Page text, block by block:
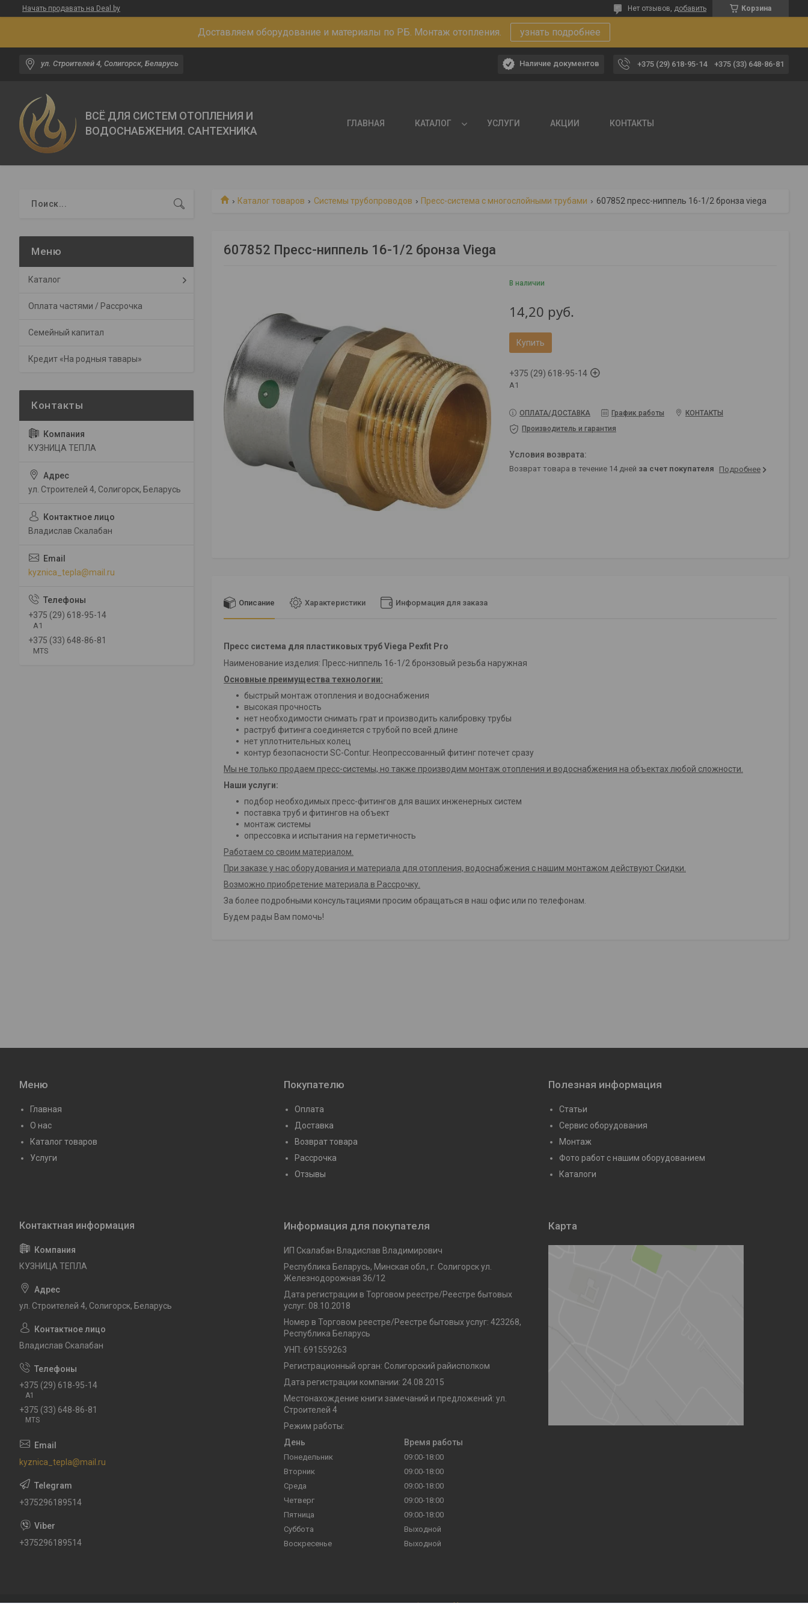
Начать продавать на Deal.by Корзина
Нет отзывов, добавить
Доставляем оборудование и материалы по РБ. Монтаж отопления. узнать подробнее
ул. Строителей 4, Солигорск, Беларусь Наличие документов +375 (29) 618-95-14 +375 (33) 648-86-81
ВСЁ ДЛЯ СИСТЕМ ОТОПЛЕНИЯ И
ВОДОСНАБЖЕНИЯ. САНТЕХНИКА
ГЛАВНАЯ КАТАЛОГ УСЛУГИ АКЦИИ КОНТАКТЫ
Каталог товаров Системы трубопроводов Пресс-система с многослойными трубами 607852 пресс-ниппель 16-1/2 бронза viega
607852 Пресс-ниппель 16-1/2 бронза Viega
В наличии
14,20 руб.
Купить
+375 (29) 618-95-14
A1
ОПЛАТА/ДОСТАВКА График работы
КОНТАКТЫ
Производитель и гарантия
возврат товара в течение 14 дней за счет покупателя Подробнее
Описание Характеристики Информация для заказа
Пресс система для пластиковых труб Viega Pexfit Pro
Наименование изделия: Пресс-ниппель 16-1/2 бронзовый резьба наружная
Основные преимущества технологии:
быстрый монтаж отопления и водоснабжения
высокая прочность
нет необходимости снимать грат и производить калибровку трубы
раструб фитинга соединяется с трубой по всей длине
нет уплотнительных колец
контур безопасности SC-Contur. Неопрессованный фитинг потечет сразу
Мы не только продаем пресс-системы, но также производим монтаж отопления и водоснабжения на объектах любой сложности.
Наши услуги:
подбор необходимых пресс-фитингов для ваших инженерных систем
поставка труб и фитингов на объект
монтаж системы
опрессовка и испытания на герметичность
Работаем со своим материалом.
При заказе у нас оборудования и материала для отопления, водоснабжения с нашим монтажом действуют Скидки.
Возможно приобретение материала в Рассрочку.
За более подробными консультациями просим обращаться в наш офис или по телефонам.
Будем рады Вам помочь!
Каталог
Оплата частями / Рассрочка
Семейный капитал
Кредит «На родныя тавары»
КУЗНИЦА ТЕПЛА
ул. Строителей 4, Солигорск, Беларусь
Владислав Скалабан
kyznica_tepla@mail.ru
+375 (29) 618-95-14
A1
+375 (33) 648-86-81
MTS
Меню
Главная
О нас
Каталог товаров
Услуги
Покупателю
Оплата
Доставка
Возврат товара
Рассрочка
Отзывы
Полезная информация
Статьи
Сервис оборудования
Монтаж
Фото работ с нашим оборудованием
Каталоги
КУЗНИЦА ТЕПЛА
ул. Строителей 4, Солигорск, Беларусь
Владислав Скалабан
+375 (29) 618-95-14
A1
+375 (33) 648-86-81
MTS
kyznica_tepla@mail.ru
+375296189514
+375296189514
Информация для покупателя
ИП Скалабан Владислав Владимирович
Республика Беларусь, Минская обл., г. Солигорск ул.
Железнодорожная 36/12
Дата регистрации в Торговом реестре/Реестре бытовых
услуг: 08.10.2018
Номер в Торговом реестре/Реестре бытовых услуг: 423268,
Республика Беларусь
УНП: 691559263
Регистрационный орган: Солигорский райисполком
Дата регистрации компании: 24.08.2015
Местонахождение книги замечаний и предложений: ул.
Строителей 4
Режим работы:
День
Время работы
Понедельник
09:00-18:00
Вторник
09:00-18:00
Среда
09:00-18:00
Четверг
09:00-18:00
Пятница
09:00-18:00
Суббота
Выходной
Воскресенье
Выходной
Карта
Сайт создан на платформе Deal.by